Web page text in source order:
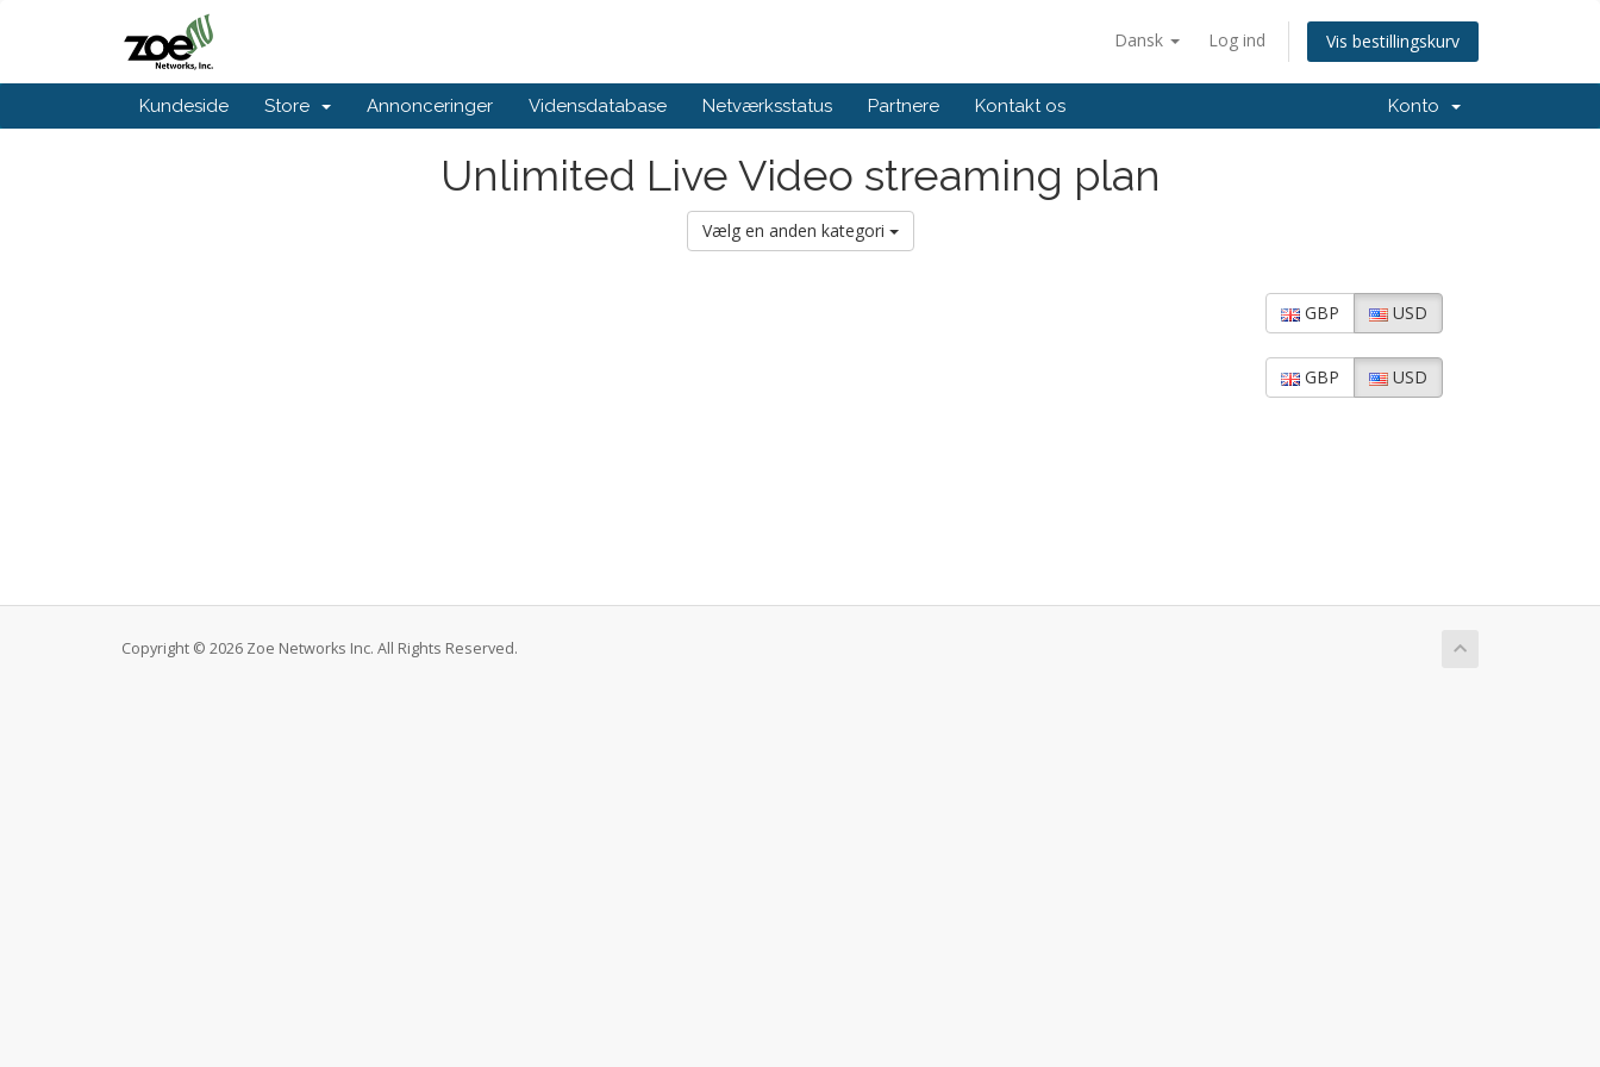
Dansk Log ind Vis bestillingskurv
Kundeside Store Annonceringer Vidensdatabase Netværksstatus Partnere Kontakt os Konto
Unlimited Live Video streaming plan
Vælg en anden kategori
GBP USD
GBP USD
Copyright © 2026 Zoe Networks Inc. All Rights Reserved.